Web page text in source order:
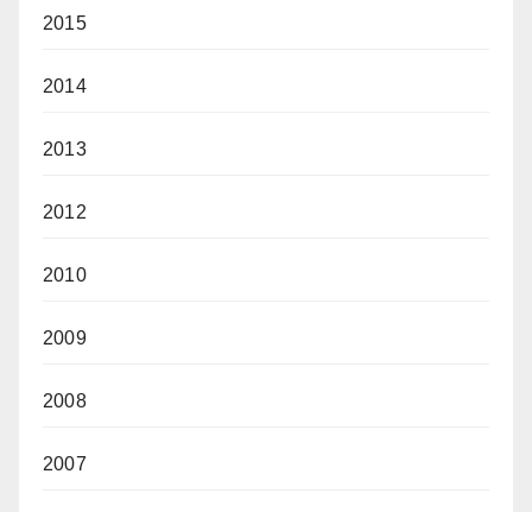
2015
2014
2013
2012
2010
2009
2008
2007